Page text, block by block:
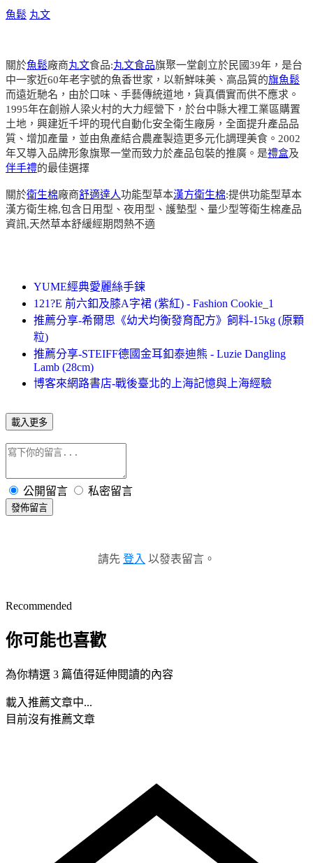
魚鬆 丸文
關於魚鬆廠商丸文食品:丸文食品旗聚一堂創立於民國39年，是台
中一家近60年老字號的魚香世家，以新鮮味美、高品質的旗魚鬆
而遠近馳名，由於口味、手藝傳統道地，貨真價實而供不應求。
1995年在創辦人梁火村的大力經營下，於台中縣大裡工業區購置
土地，興建近千坪的現代自動化安全衛生廠房，全面提升產品品
質、增加產量，並由魚產結合農產製造更多元化調理美食。2002
年又導入品牌形象旗聚一堂而致力於產品包裝的推廣。是禮盒及
伴手禮的最佳選擇
關於衛生棉廠商舒適達人功能型草本漢方衛生棉:提供功能型草本
漢方衛生棉,包含日用型、夜用型、護墊型、量少型等衛生棉產品
資訊,天然草本舒緩經期悶熱不適
YUME經典愛麗絲手鍊
121?E 前六釦及膝A字裙 (紫紅) - Fashion Cookie_1
推薦分享-希爾思《幼犬均衡發育配方》飼料-15kg (原顆
粒)
推薦分享-STEIFF德國金耳釦泰迪熊 - Luzie Dangling
Lamb (28cm)
博客來網路書店-戰後臺北的上海記憶與上海經驗
載入更多
公開留言 私密留言
發佈留言
請先 登入 以發表留言。
Recommended
你可能也喜歡
為你精選 3 篇值得延伸閱讀的內容
載入推薦文章中...
目前沒有推薦文章